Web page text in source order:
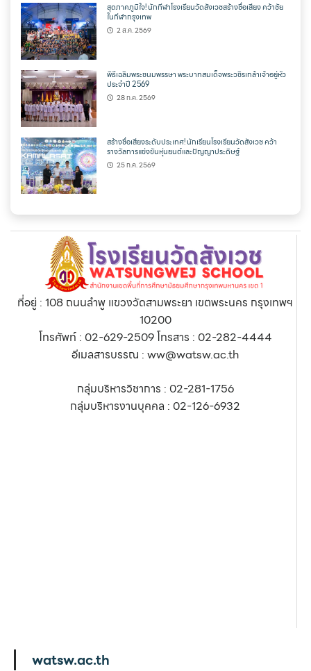
สุดภาคภูมิใจ! นักกีฬาโรงเรียนวัดสังเวชสร้างชื่อเสียง คว้าชัย
ในกีฬากรุงเทพ
2 ส.ค. 2569
พิธีเฉลิมพระชนมพรรษา พระบาทสมเด็จพระวชิรเกล้าเจ้าอยู่หัว
ประจำปี 2569
28 ก.ค. 2569
สร้างชื่อเสียงระดับประเทศ! นักเรียนโรงเรียนวัดสังเวช คว้า
รางวัลการแข่งขันหุ่นยนต์และปัญญาประดิษฐ์
25 ก.ค. 2569
ที่อยู่ : 108 ถนนลำพู แขวงวัดสามพระยา เขตพระนคร กรุงเทพฯ
10200
โทรศัพท์ : 02-629-2509 โทรสาร : 02-282-4444
อีเมลสารบรรณ : ww@watsw.ac.th
กลุ่มบริหารวิชาการ : 02-281-1756
กลุ่มบริหารงานบุคคล : 02-126-6932
watsw.ac.th